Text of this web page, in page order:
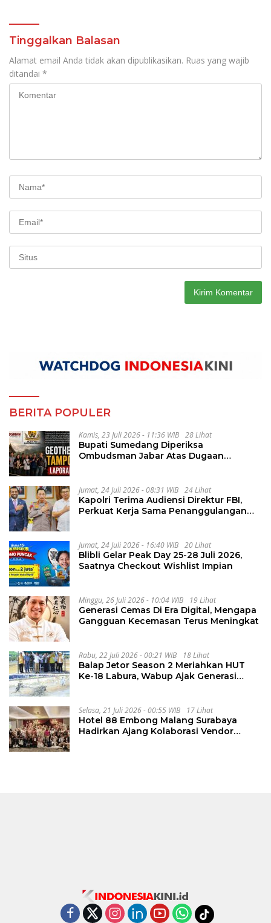
Tinggalkan Balasan
Alamat email Anda tidak akan dipublikasikan. Ruas yang wajib
ditandai *
BERITA POPULER
Kamis, 23 Juli 2026 - 11:36 WIB 28 Lihat
Bupati Sumedang Diperiksa
Ombudsman Jabar Atas Dugaan
Jumat, 24 Juli 2026 - 08:31 WIB 24 Lihat
Kapolri Terima Audiensi Direktur FBI,
Perkuat Kerja Sama Penanggulangan
Jumat, 24 Juli 2026 - 16:40 WIB 20 Lihat
Blibli Gelar Peak Day 25-28 Juli 2026,
Saatnya Checkout Wishlist Impian
Minggu, 26 Juli 2026 - 10:04 WIB 19 Lihat
Generasi Cemas Di Era Digital, Mengapa
Gangguan Kecemasan Terus Meningkat
Rabu, 22 Juli 2026 - 00:21 WIB 18 Lihat
Balap Jetor Season 2 Meriahkan HUT
Ke-18 Labura, Wabup Ajak Generasi
Selasa, 21 Juli 2026 - 00:55 WIB 17 Lihat
Hotel 88 Embong Malang Surabaya
Hadirkan Ajang Kolaborasi Vendor